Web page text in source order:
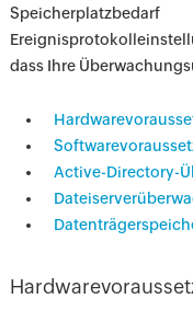
dass Ihre
Active-Directory-